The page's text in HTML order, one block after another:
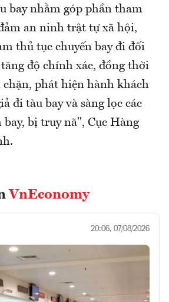
bay nhằm góp phần tham
an ninh trật tự xã hội,
thủ tục chuyến bay đi đối
độ chính xác, đồng thời
chặn, phát hiện hành khách
đi tàu bay và sàng lọc các
bị truy nã", Cục Hàng
VnEconomy
20:06, 07/08/2026